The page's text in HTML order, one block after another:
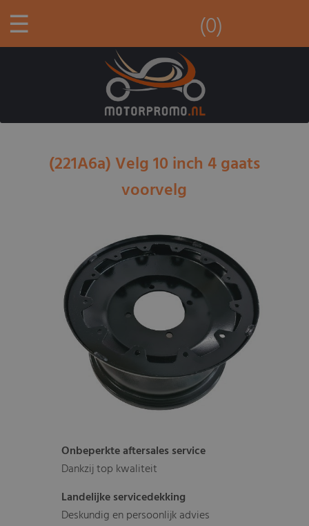
☰ (0)
(221A6a) Velg 10 inch 4 gaats
voorvelg
Onbeperkte aftersales service
Dankzij top kwaliteit
Landelijke servicedekking
Deskundig en persoonlijk advies